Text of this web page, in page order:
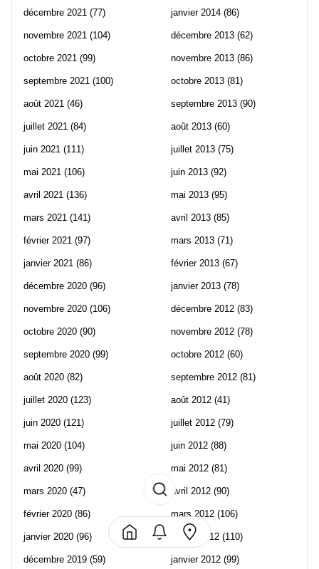
décembre 2021 (77)
novembre 2021 (104)
octobre 2021 (99)
septembre 2021 (100)
août 2021 (46)
juillet 2021 (84)
juin 2021 (111)
mai 2021 (106)
avril 2021 (136)
mars 2021 (141)
février 2021 (97)
janvier 2021 (86)
décembre 2020 (96)
novembre 2020 (106)
octobre 2020 (90)
septembre 2020 (99)
août 2020 (82)
juillet 2020 (123)
juin 2020 (121)
mai 2020 (104)
avril 2020 (99)
mars 2020 (47)
février 2020 (86)
janvier 2020 (96)
décembre 2019 (59)
janvier 2014 (86)
décembre 2013 (62)
novembre 2013 (86)
octobre 2013 (81)
septembre 2013 (90)
août 2013 (60)
juillet 2013 (75)
juin 2013 (92)
mai 2013 (95)
avril 2013 (85)
mars 2013 (71)
février 2013 (67)
janvier 2013 (78)
décembre 2012 (83)
novembre 2012 (78)
octobre 2012 (60)
septembre 2012 (81)
août 2012 (41)
juillet 2012 (79)
juin 2012 (88)
mai 2012 (81)
avril 2012 (90)
mars 2012 (106)
février 2012 (110)
janvier 2012 (99)